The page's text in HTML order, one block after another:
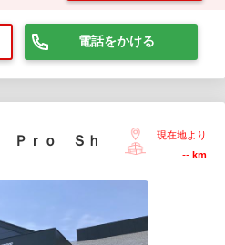
電話をかける
Ｐｒｏ Ｓｈ
現在地より
-- km